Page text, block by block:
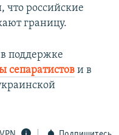
что российские
границу.
поддержке
и в